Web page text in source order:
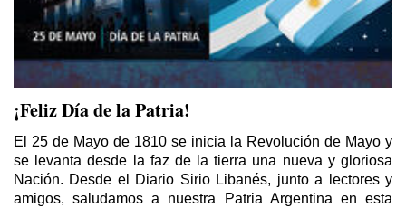
¡Feliz Día de la Patria!
El 25 de Mayo de 1810 se inicia la Revolución de Mayo y
se levanta desde la faz de la tierra una nueva y gloriosa
Nación. Desde el Diario Sirio Libanés, junto a lectores y
amigos, saludamos a nuestra Patria Argentina en esta